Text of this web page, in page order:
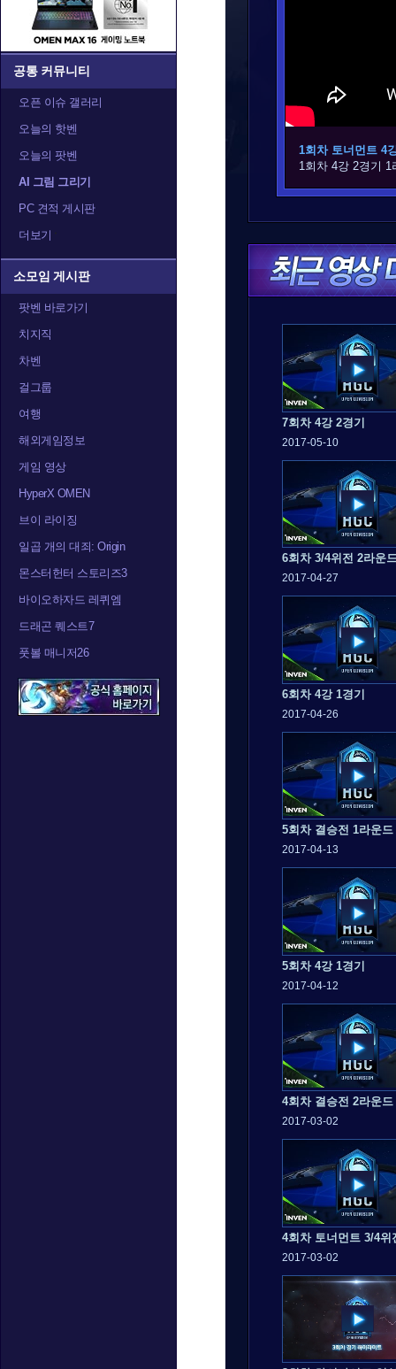
공통 커뮤니티
오픈 이슈 갤러리
오늘의 핫벤
오늘의 팟벤
AI 그림 그리기
PC 견적 게시판
더보기
소모임 게시판
팟벤 바로가기
치지직
차벤
걸그룹
여행
해외게임정보
게임 영상
HyperX OMEN
브이 라이징
일곱 개의 대죄: Origin
몬스터헌터 스토리즈3
바이오하자드 레퀴엠
드래곤 퀘스트7
풋볼 매니저26
1회차 토너먼트 4
1회차 4강 2경기 1
7회차 4강 2경기
2017-05-10
6회차 3/4위전 2라운
2017-04-27
6회차 4강 1경기
2017-04-26
5회차 결승전 1라운드
2017-04-13
5회차 4강 1경기
2017-04-12
4회차 결승전 2라운드
2017-03-02
2017-03-02